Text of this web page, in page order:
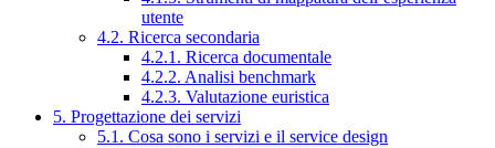
utente
4.2. Ricerca secondaria
4.2.1. Ricerca documentale
4.2.2. Analisi benchmark
4.2.3. Valutazione euristica
5. Progettazione dei servizi
5.1. Cosa sono i servizi e il service design